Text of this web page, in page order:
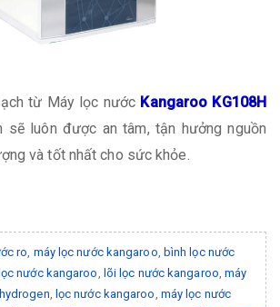
từ Máy lọc nước Kangaroo KG108H
sẽ luôn được an tâm, tận hưởng nguồn
và tốt nhất cho sức khỏe.
ro, máy lọc nước kangaroo, bình lọc nước
nước kangaroo, lõi lọc nước kangaroo,máy
, lọc nước kangaroo, máy lọc nước